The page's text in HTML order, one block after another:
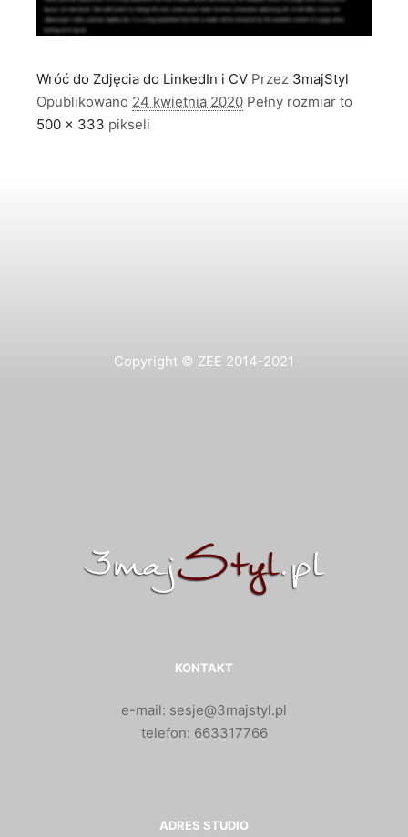
Wróć do Zdjęcia do LinkedIn i CV Przez 3majStyl
Opublikowano 24 kwietnia 2020 Pełny rozmiar to
500 × 333 pikseli
Copyright © ZEE 2014-2021
KONTAKT
e-mail: sesje@3majstyl.pl
telefon: 663317766
ADRES STUDIO